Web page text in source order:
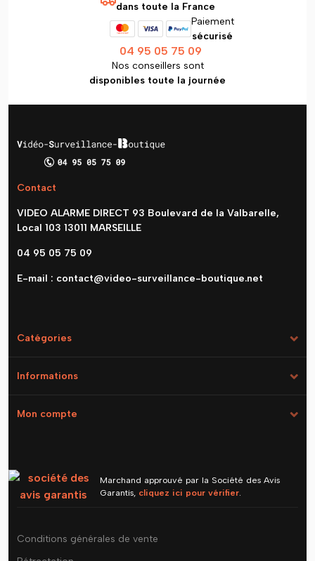
dans toute la France
Paiement
sécurisé
04 95 05 75 09
Nos conseillers sont
disponibles toute la journée
Contact
VIDEO ALARME DIRECT 93 Boulevard de la Valbarelle,
Local 103 13011 MARSEILLE
04 95 05 75 09
E-mail : contact@video-surveillance-boutique.net
Catégories
Informations
Mon compte
Marchand approuvé par la Société des Avis
Garantis, cliquez ici pour vérifier.
Conditions générales de vente